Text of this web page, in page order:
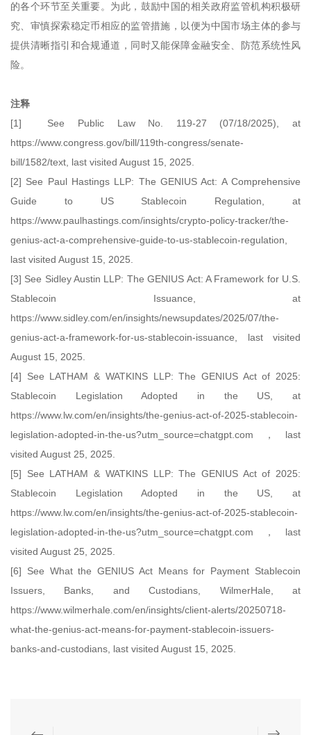
的各个环节至关重要。为此，鼓励中国的相关政府监管机构积极研
究、审慎探索稳定币相应的监管措施，以便为中国市场主体的参与
提供清晰指引和合规通道，同时又能保障金融安全、防范系统性风
险。
注释
[1] See Public Law No. 119-27 (07/18/2025), at
https://www.congress.gov/bill/119th-congress/senate-
bill/1582/text, last visited August 15, 2025.
[2] See Paul Hastings LLP: The GENIUS Act: A Comprehensive
Guide to US Stablecoin Regulation, at
https://www.paulhastings.com/insights/crypto-policy-tracker/the-
genius-act-a-comprehensive-guide-to-us-stablecoin-regulation,
last visited August 15, 2025.
[3] See Sidley Austin LLP: The GENIUS Act: A Framework for U.S.
Stablecoin Issuance, at
https://www.sidley.com/en/insights/newsupdates/2025/07/the-
genius-act-a-framework-for-us-stablecoin-issuance, last visited
August 15, 2025.
[4] See LATHAM & WATKINS LLP: The GENIUS Act of 2025:
Stablecoin Legislation Adopted in the US, at
https://www.lw.com/en/insights/the-genius-act-of-2025-stablecoin-
legislation-adopted-in-the-us?utm_source=chatgpt.com，last
visited August 25, 2025.
[5] See LATHAM & WATKINS LLP: The GENIUS Act of 2025:
Stablecoin Legislation Adopted in the US, at
https://www.lw.com/en/insights/the-genius-act-of-2025-stablecoin-
legislation-adopted-in-the-us?utm_source=chatgpt.com，last
visited August 25, 2025.
[6] See What the GENIUS Act Means for Payment Stablecoin
Issuers, Banks, and Custodians, WilmerHale, at
https://www.wilmerhale.com/en/insights/client-alerts/20250718-
what-the-genius-act-means-for-payment-stablecoin-issuers-
banks-and-custodians, last visited August 15, 2025.